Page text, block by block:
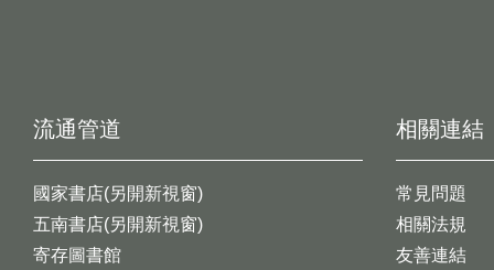
流通管道
國家書店(另開新視窗)
五南書店(另開新視窗)
寄存圖書館
相關連結
常見問題
相關法規
友善連結